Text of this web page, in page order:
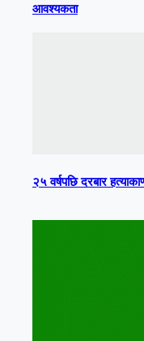
आवश्यकता
२५ वर्षपछि दरबार